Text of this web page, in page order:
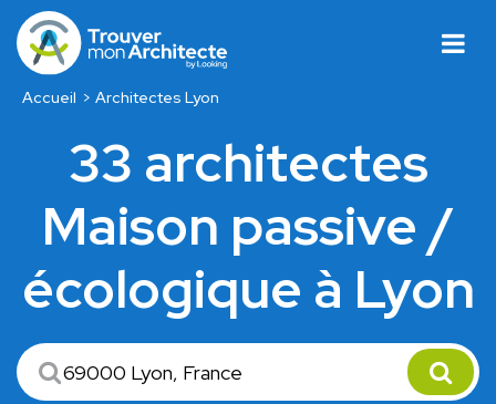
Accueil Architectes Lyon
33 architectes
Maison passive /
écologique à Lyon